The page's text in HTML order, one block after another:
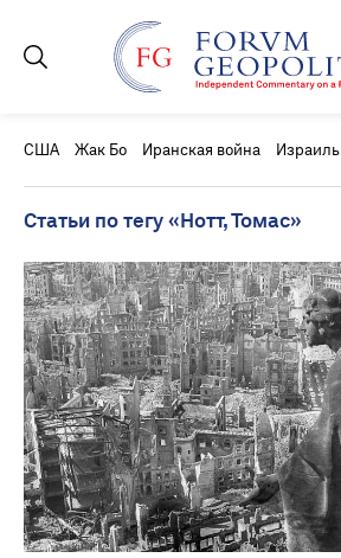
США Жак Бо Иранская война Израиль
Статьи по тегу «Нотт, Томас»